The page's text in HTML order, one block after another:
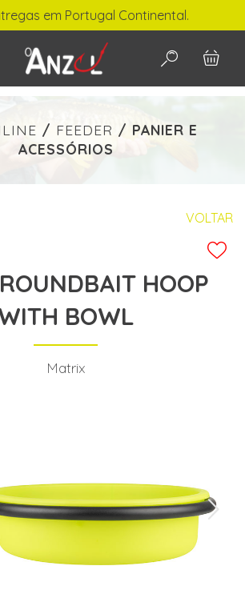
-
PESQUISAR
em Portugal Continental.
/ FEEDER / PANIER E
ACESSÓRIOS
VOLTAR
HOOP
BOWL
Matrix